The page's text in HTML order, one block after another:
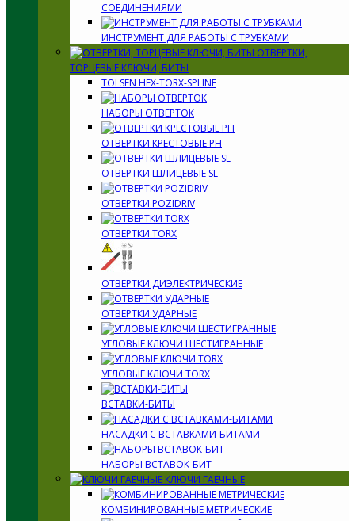
СОЕДИНЕНИЯМИ
ИНСТРУМЕНТ ДЛЯ РАБОТЫ С ТРУБКАМИ
ОТВЕРТКИ,
ТОРЦЕВЫЕ КЛЮЧИ, БИТЫ
TOLSEN HEX-TORX-SPLINE
НАБОРЫ ОТВЕРТОК
ОТВЕРТКИ КРЕСТОВЫЕ PH
ОТВЕРТКИ ШЛИЦЕВЫЕ SL
ОТВЕРТКИ POZIDRIV
ОТВЕРТКИ TORX
ОТВЕРТКИ ДИЭЛЕКТРИЧЕСКИЕ
ОТВЕРТКИ УДАРНЫЕ
УГЛОВЫЕ КЛЮЧИ ШЕСТИГРАННЫЕ
УГЛОВЫЕ КЛЮЧИ TORX
ВСТАВКИ-БИТЫ
НАСАДКИ С ВСТАВКАМИ-БИТАМИ
НАБОРЫ ВСТАВОК-БИТ
КЛЮЧИ ГАЕЧНЫЕ
КОМБИНИРОВАННЫЕ МЕТРИЧЕСКИЕ